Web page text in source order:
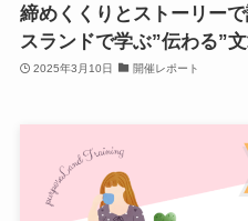
締めくくりとストーリー
スランドで学ぶ”伝わる”
2025年3月10日 開催レポート